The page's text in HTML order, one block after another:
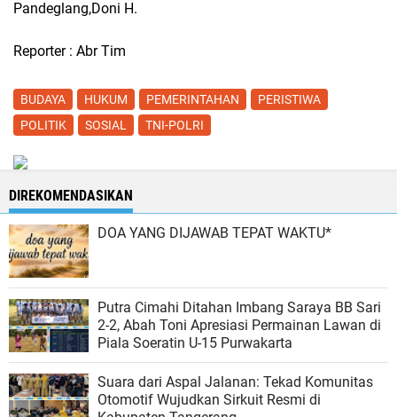
Pandeglang,Doni H.
Reporter : Abr Tim
BUDAYA HUKUM PEMERINTAHAN
PERISTIWA
POLITIK
SOSIAL TNI-POLRI
DIREKOMENDASIKAN
DOA YANG DIJAWAB TEPAT WAKTU*
Putra Cimahi Ditahan Imbang Saraya BB Sari
2-2, Abah Toni Apresiasi Permainan Lawan di
Piala Soeratin U-15 Purwakarta
Suara dari Aspal Jalanan: Tekad Komunitas
Otomotif Wujudkan Sirkuit Resmi di